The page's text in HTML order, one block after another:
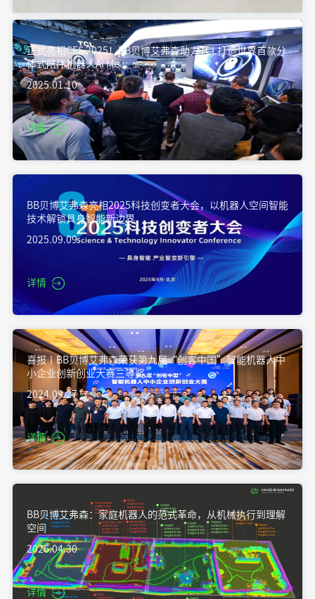
正式亮相CES 2025！BB贝博艾弗森助力TCL打造世界首款分
体式陪伴机器人Ai Me
2025.01.10
详情
BB贝博艾弗森亮相2025科技创变者大会，以机器人空间智能
技术解锁具身智能新边界
2025.09.09
详情
喜报丨BB贝博艾弗森荣获第九届“创客中国”智能机器人中
小企业创新创业大赛三等奖
2024.09.27
详情
BB贝博艾弗森：家庭机器人的范式革命，从机械执行到理解
空间
2026.04.30
详情